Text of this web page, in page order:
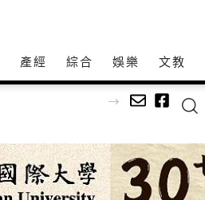
產經 綜合 娛樂 文教